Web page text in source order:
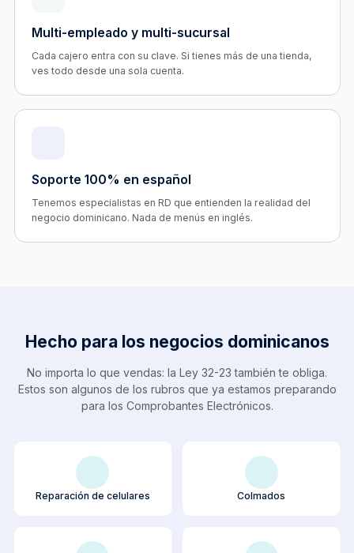
Multi-empleado y multi-sucursal
Cada cajero entra con su clave. Si tienes más de una tienda,
ves todo desde una sola cuenta.
Soporte 100% en español
Tenemos especialistas en RD que entienden la realidad del
negocio dominicano. Nada de menús en inglés.
Hecho para los negocios dominicanos
No importa lo que vendas: la Ley 32-23 también te obliga.
Estos son algunos de los rubros que ya estamos preparando
para los Comprobantes Electrónicos.
Reparación de celulares Colmados